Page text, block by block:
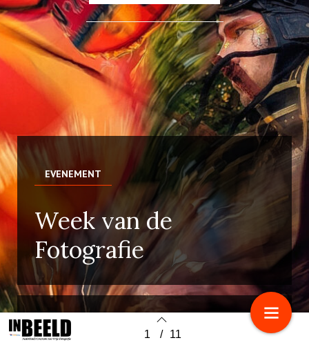
Back to index 1 / 11
EVENEMENT
Week van de
Fotografie
WEDSTRIJD